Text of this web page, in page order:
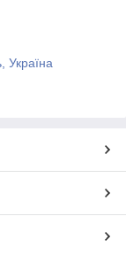
Україна